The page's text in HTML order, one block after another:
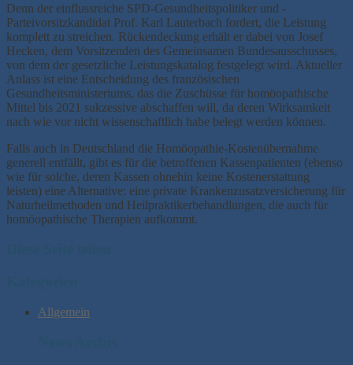
Denn der einflussreiche SPD-Gesundheitspolitiker und -
Parteivorsitzkandidat Prof. Karl Lauterbach fordert, die Leistung
komplett zu streichen. Rückendeckung erhält er dabei von Josef
Hecken, dem Vorsitzenden des Gemeinsamen Bundesausschusses,
von dem der gesetzliche Leistungskatalog festgelegt wird. Aktueller
Anlass ist eine Entscheidung des französischen
Gesundheitsministeriums, das die Zuschüsse für homöopathische
Mittel bis 2021 sukzessive abschaffen will, da deren Wirksamkeit
nach wie vor nicht wissenschaftlich habe belegt werden können.
Falls auch in Deutschland die Homöopathie-Kostenübernahme
generell entfällt, gibt es für die betroffenen Kassenpatienten (ebenso
wie für solche, deren Kassen ohnehin keine Kostenerstattung
leisten) eine Alternative: eine private Krankenzusatzversicherung für
Naturheilmethoden und Heilpraktikerbehandlungen, die auch für
homöopathische Therapien aufkommt.
Allgemein